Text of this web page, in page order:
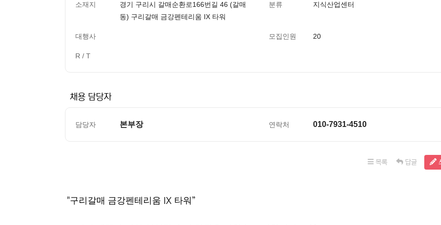
소재지
경기 구리시 갈매순환로166번길 46 (갈매
동) 구리갈매 금강펜테리움 IX 타워
분류 지식산업센터
대행사 모집인원 20
R / T
채용 담당자
담당자 본부장 연락처 010-7931-4510
목록 답글
본문
"구리갈매 금강펜테리움 IX 타워 ”